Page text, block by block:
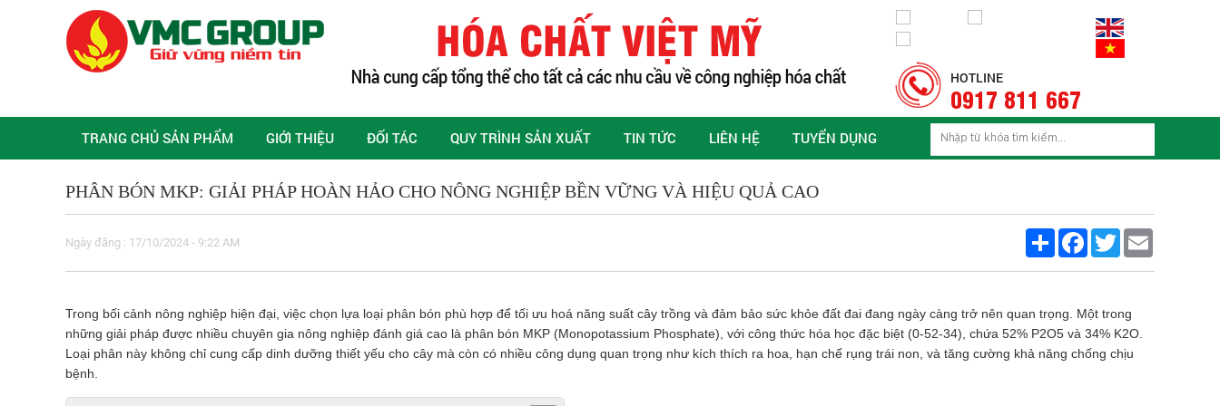
HOTLINE
0917 811 667
TRANG CHỦ SẢN PHẨM GIỚI THIỆU ĐỐI TÁC QUY TRÌNH SẢN XUẤT TIN TỨC LIÊN HỆ TUYỂN DỤNG
PHÂN BÓN MKP: GIẢI PHÁP HOÀN HẢO CHO NÔNG NGHIỆP BỀN VỮNG VÀ HIỆU QUẢ CAO
Ngày đăng : 17/10/2024 - 9:22 AM
Share FacebookTwitter
Trong bối cảnh nông nghiệp hiện đại, việc chọn lựa loại phân bón phù hợp để tối ưu hoá năng suất cây trồng và đảm bảo sức khỏe đất đai đang ngày càng trở nên quan trọng. Một trong
những giải pháp được nhiều chuyên gia nông nghiệp đánh giá cao là phân bón MKP (Monopotassium Phosphate), với công thức hóa học đặc biệt (0-52-34), chứa 52% P2O5 và 34% K2O.
Loại phân này không chỉ cung cấp dinh dưỡng thiết yếu cho cây mà còn có nhiều công dụng quan trọng như kích thích ra hoa, hạn chế rụng trái non, và tăng cường khả năng chống chịu
bệnh.